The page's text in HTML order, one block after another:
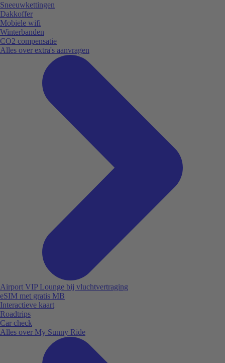
Sneeuwkettingen
Dakkoffer
Mobiele wifi
Winterbanden
CO2 compensatie
Alles over extra's aanvragen
Airport VIP Lounge bij vluchtvertraging
eSIM met gratis MB
Interactieve kaart
Roadtrips
Car check
Alles over My Sunny Ride